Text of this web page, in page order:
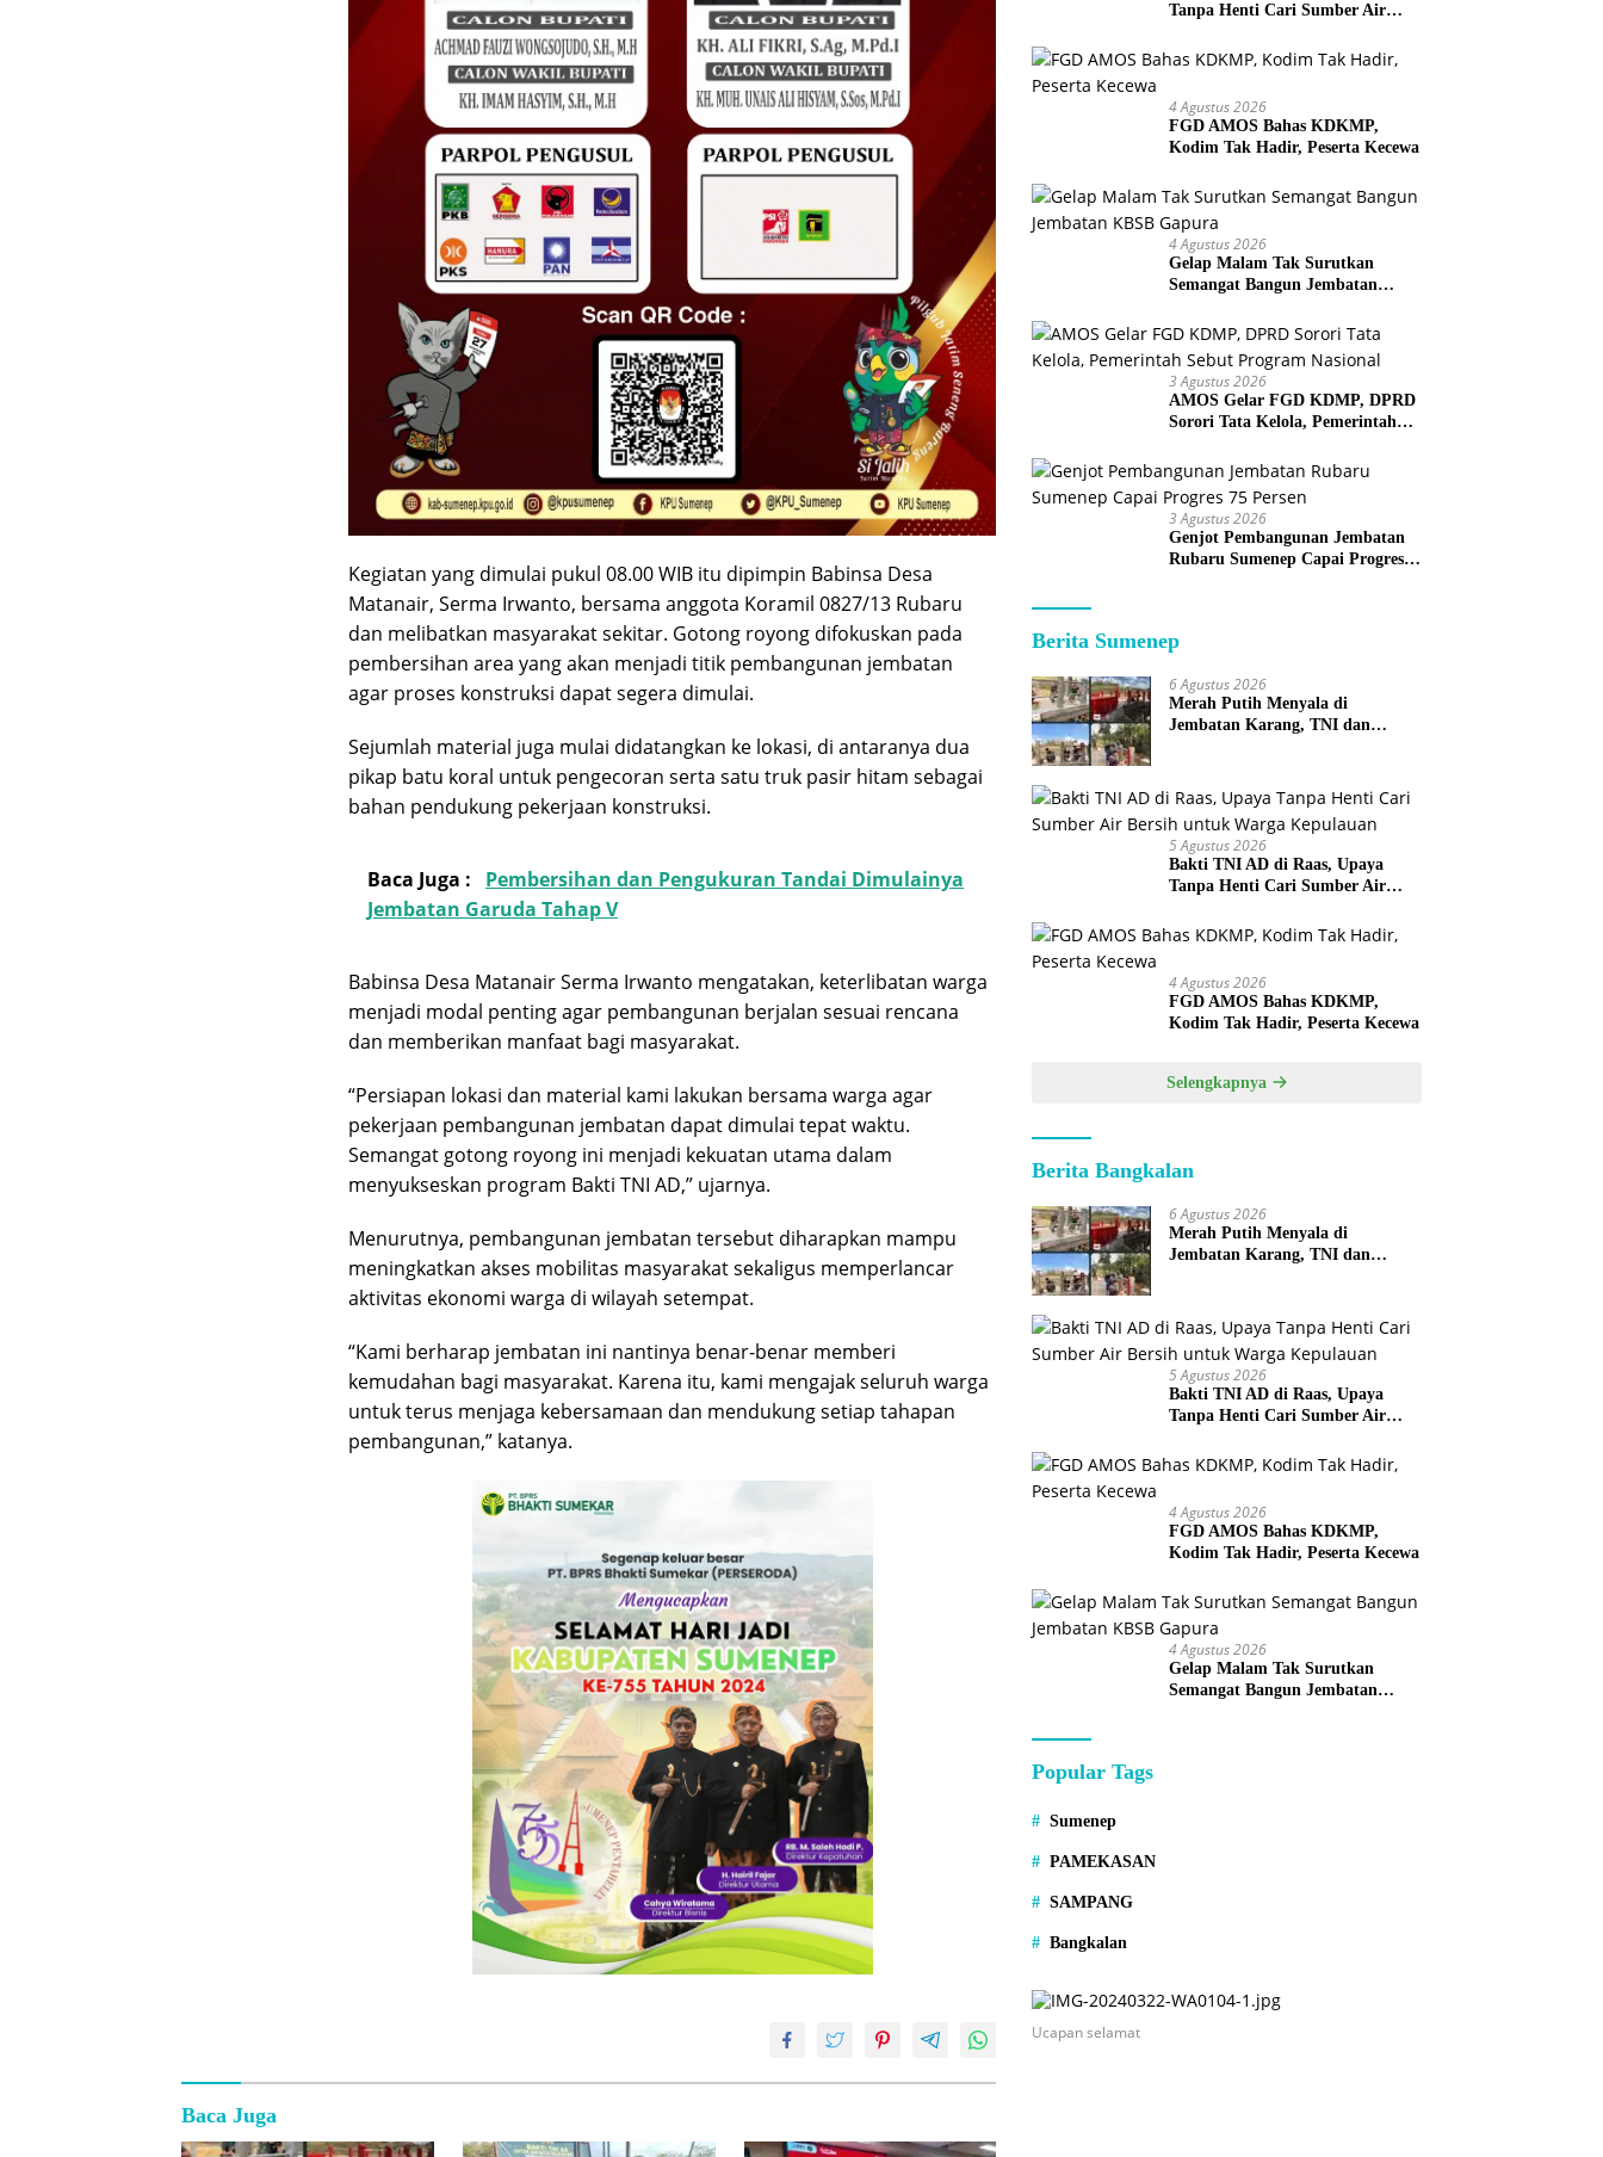
Kegiatan yang dimulai pukul 08.00 WIB itu dipimpin Babinsa Desa
Matanair, Serma Irwanto, bersama anggota Koramil 0827/13 Rubaru
dan melibatkan masyarakat sekitar. Gotong royong difokuskan pada
pembersihan area yang akan menjadi titik pembangunan jembatan
agar proses konstruksi dapat segera dimulai.
Sejumlah material juga mulai didatangkan ke lokasi, di antaranya dua
pikap batu koral untuk pengecoran serta satu truk pasir hitam sebagai
bahan pendukung pekerjaan konstruksi.
Baca Juga :
Pembersihan dan Pengukuran Tandai Dimulainya
Jembatan Garuda Tahap V
Babinsa Desa Matanair Serma Irwanto mengatakan, keterlibatan warga
menjadi modal penting agar pembangunan berjalan sesuai rencana
dan memberikan manfaat bagi masyarakat.
“Persiapan lokasi dan material kami lakukan bersama warga agar
pekerjaan pembangunan jembatan dapat dimulai tepat waktu.
Semangat gotong royong ini menjadi kekuatan utama dalam
menyukseskan program Bakti TNI AD,” ujarnya.
Menurutnya, pembangunan jembatan tersebut diharapkan mampu
meningkatkan akses mobilitas masyarakat sekaligus memperlancar
aktivitas ekonomi warga di wilayah setempat.
“Kami berharap jembatan ini nantinya benar-benar memberi
kemudahan bagi masyarakat. Karena itu, kami mengajak seluruh warga
untuk terus menjaga kebersamaan dan mendukung setiap tahapan
pembangunan,” katanya.
Baca Juga
Tanpa Henti Cari Sumber Air
4 Agustus 2026
FGD AMOS Bahas KDKMP,
Kodim Tak Hadir, Peserta Kecewa
4 Agustus 2026
Gelap Malam Tak Surutkan
Semangat Bangun Jembatan
3 Agustus 2026
AMOS Gelar FGD KDMP, DPRD
Sorori Tata Kelola, Pemerintah
3 Agustus 2026
Genjot Pembangunan Jembatan
Rubaru Sumenep Capai Progres
Berita Sumenep
6 Agustus 2026
Merah Putih Menyala di
Jembatan Karang, TNI dan
5 Agustus 2026
Bakti TNI AD di Raas, Upaya
Tanpa Henti Cari Sumber Air
4 Agustus 2026
FGD AMOS Bahas KDKMP,
Kodim Tak Hadir, Peserta Kecewa
Selengkapnya
Berita Bangkalan
6 Agustus 2026
Merah Putih Menyala di
Jembatan Karang, TNI dan
5 Agustus 2026
Bakti TNI AD di Raas, Upaya
Tanpa Henti Cari Sumber Air
4 Agustus 2026
FGD AMOS Bahas KDKMP,
Kodim Tak Hadir, Peserta Kecewa
4 Agustus 2026
Gelap Malam Tak Surutkan
Semangat Bangun Jembatan
Popular Tags
Sumenep
PAMEKASAN
SAMPANG
Bangkalan
Ucapan selamat